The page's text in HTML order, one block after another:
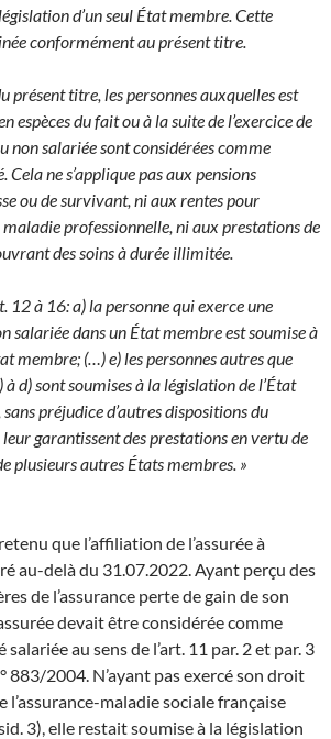
d’un seul État membre. Cette
conformément au présent titre.
présent titre, les personnes auxquelles est
espèces du fait ou à la suite de l’exercice de
non salariée sont considérées comme
ne s’applique pas aux pensions
ou de survivant, ni aux rentes pour
professionnelle, ni aux prestations de
des soins à durée illimitée.
12 à 16: a) la personne qui exerce une
salariée dans un État membre est soumise à
membre; (…) e) les personnes autres que
à d) sont soumises à la législation de l’État
préjudice d’autres dispositions du
garantissent des prestations en vertu de
plusieurs autres États membres. »
que l’affiliation de l’assurée à
au-delà du 31.07.2022. Ayant perçu des
de l’assurance perte de gain de son
devait être considérée comme
au sens de l’art. 11 par. 2 et par. 3
883/2004. N’ayant pas exercé son droit
l’assurance-maladie sociale française
3), elle restait soumise à la législation